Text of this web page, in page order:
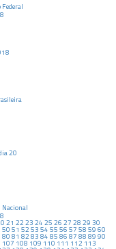
20
Nacional
21 22 23 24 25 26 27 28 29 30
50 51 52 53 54 55 56 57 58 59 60
80 81 82 83 84 85 86 87 88 89 90
107 108 109 110 111 112 113